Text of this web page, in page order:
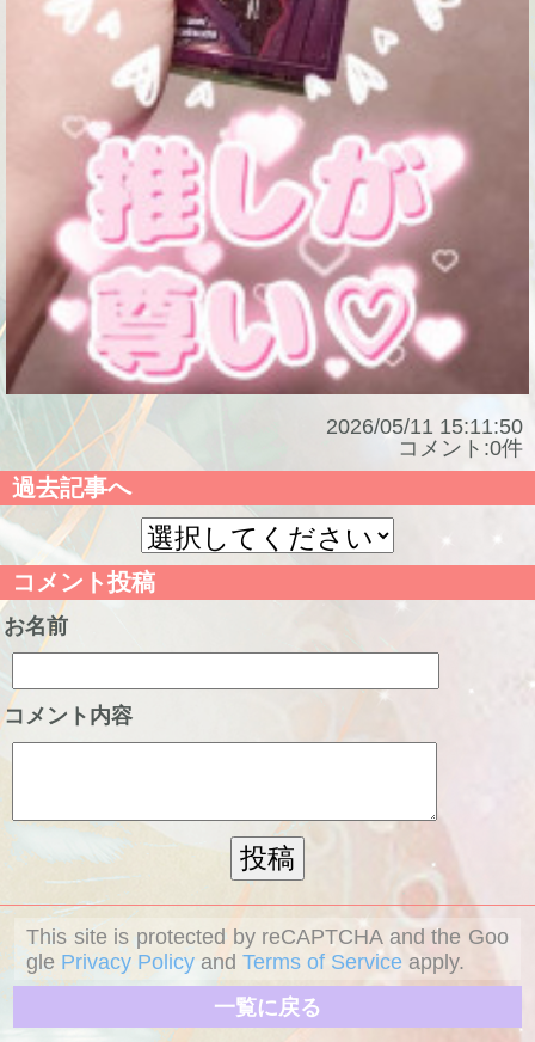
2026/05/11 15:11:50
コメント:0件
過去記事へ
コメント投稿
お名前
コメント内容
This site is protected by reCAPTCHA and the Goo
gle Privacy Policy andTerms of Service apply.
一覧に戻る